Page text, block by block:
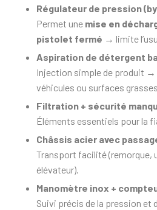
Régulateur de pression
Permet une mise en
pistolet fermé → limite
Aspiration de détergent
Injection simple de produit →
véhicules ou surfaces
Filtration + sécurité
Éléments essentiels pour la
Châssis acier avec
Transport facilité (remorque,
élévateur).
Manomètre inox +
Suivi précis de la pression et